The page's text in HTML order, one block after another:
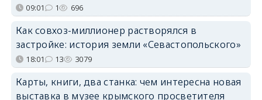
09:01 1 696
Как совхоз-миллионер растворялся в
застройке: история земли «Севастопольского»
18:01 13 3079
Карты, книги, два станка: чем интересна новая
выставка в музее крымского просветителя